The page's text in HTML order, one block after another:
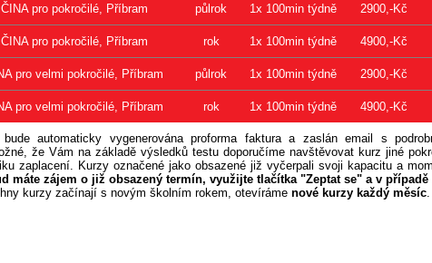
pro pokročilé, Příbram půlrok 1x 100min týdně 2900,-Kč
pro pokročilé, Příbram rok 1x 100min týdně 4900,-Kč
pro velmi pokročilé, Příbram půlrok 1x 100min týdně 2900,-Kč
pro velmi pokročilé, Příbram rok 1x 100min týdně 4900,-Kč
automaticky vygenerována proforma faktura a zaslán email s
že Vám na základě výsledků testu doporučíme navštěvovat kurz jiné
zaplacení. Kurzy označené jako obsazené již vyčerpali svoji kapacitu a
máte zájem o již obsazený termín, využijte tlačítka "Zeptat se" a v
kurzy začínají s novým školním rokem, otevíráme nové kurzy každý měsíc.